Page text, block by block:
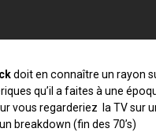
doit en connaître un rayon
qu’il a faites à une
vous regarderiez la TV sur
breakdown (fin des 70’s)